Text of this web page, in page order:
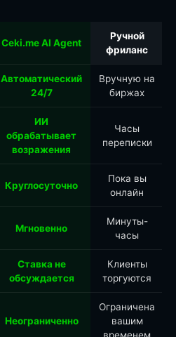
Ceki.me AI Agent
Ручной
фриланс
Автоматический
24/7
Вручную на
биржах
ИИ
обрабатывает
возражения
Часы
переписки
Круглосуточно
Пока вы
онлайн
Мгновенно
Минуты-
часы
Ставка не
обсуждается
Клиенты
торгуются
Неограниченно
Ограничена
вашим